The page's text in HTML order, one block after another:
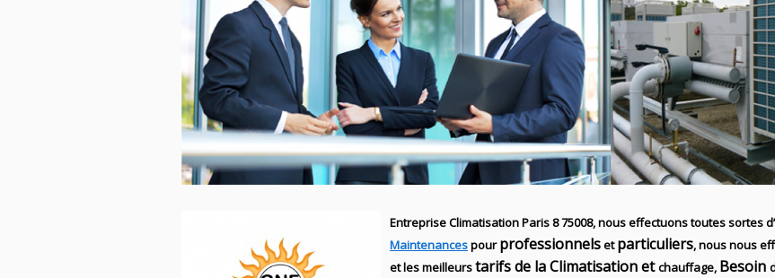
Entreprise Climatisation Paris 8 75008, nous effectuons toutes sortes
Maintenancespourprofessionnelsetparticuliers, nous nous
et les meilleurstarifs de la Climatisation etchauffage, Besoin